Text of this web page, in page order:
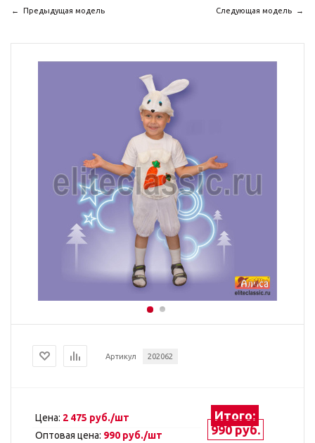
Артикул 202062
Цена: 2 475 руб./шт
Оптовая цена: 990 руб./шт
Итого:
990 руб.
Предыдущая модель Следующая модель